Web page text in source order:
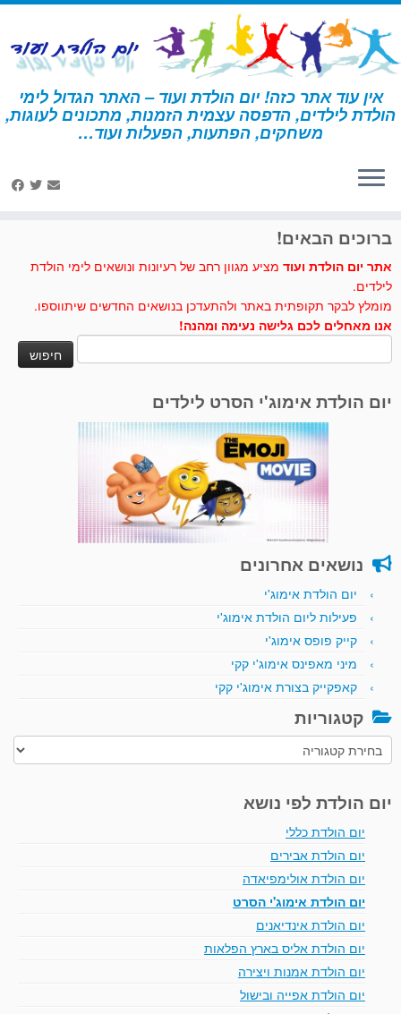
דלג
לתוכן
אין עוד אתר כזה! יום הולדת ועוד – האתר הגדול לימי
הולדת לילדים, הדפסה עצמית הזמנות, מתכונים לעוגות,
משחקים, הפתעות, הפעלות ועוד… דף הבית » אולימפיאדה » פעילות ומשחקים - אולימפיאדה » חידון
האולימפיאדה ביוון העתיקה
לחצו לנו לייק בפייסבוק
ברוכים הבאים!
אתר יום הולדת ועוד מציע מגוון רחב של רעיונות ונושאים לימי הולדת
לילדים.
מומלץ לבקר תקופתית באתר ולהתעדכן בנושאים החדשים שיתווספו.
אנו מאחלים לכם גלישה נעימה ומהנה!
יום הולדת אימוג'י הסרט לילדים
נושאים אחרונים
יום הולדת אימוג'י
פעילות ליום הולדת אימוג'י
קייק פופס אימוג'י
מיני מאפינס אימוג'י קקי
קאפקייק בצורת אימוג'י קקי
קטגוריות
קטגוריות
יום הולדת לפי נושא
יום הולדת כללי
יום הולדת אבירים
יום הולדת אולימפיאדה
יום הולדת אימוג'י הסרט
יום הולדת אינדיאנים
יום הולדת אליס בארץ הפלאות
יום הולדת אמנות ויצירה
יום הולדת אפייה ובישול